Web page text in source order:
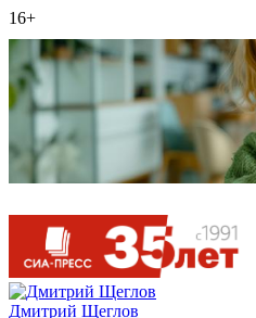
16+
Дмитрий Щеглов